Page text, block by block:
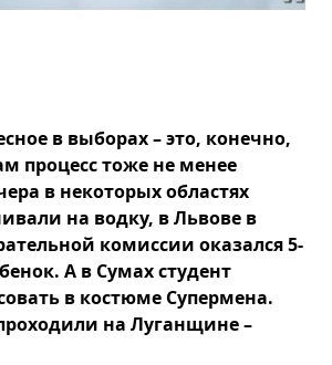
в выборах – это, конечно,
процесс тоже не менее
в некоторых областях
на водку, в Львове в
комиссии оказался 5-
А в Сумах студент
в костюме Супермена.
на Луганщине –